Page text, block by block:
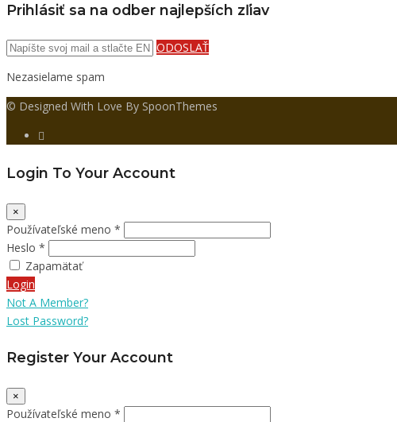
Prihlásiť sa na odber najlepších zľiav
ODOSLAŤ
Nezasielame spam
© Designed With Love By SpoonThemes
Login To Your Account
×
Používateľské meno *
Heslo *
Zapamätať
Login
Not A Member?
Lost Password?
Register Your Account
×
Používateľské meno *